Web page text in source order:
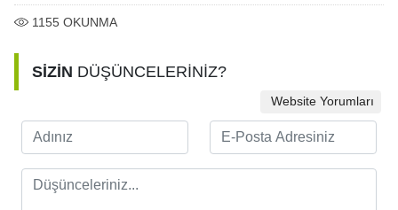
1155 OKUNMA
SİZİN DÜŞÜNCELERİNİZ?
Website Yorumları